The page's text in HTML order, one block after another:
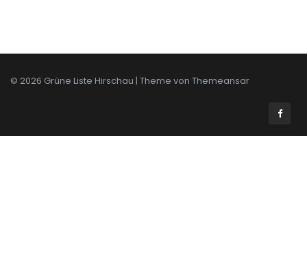
© 2026 Grüne Liste Hirschau | Theme von Themeansar